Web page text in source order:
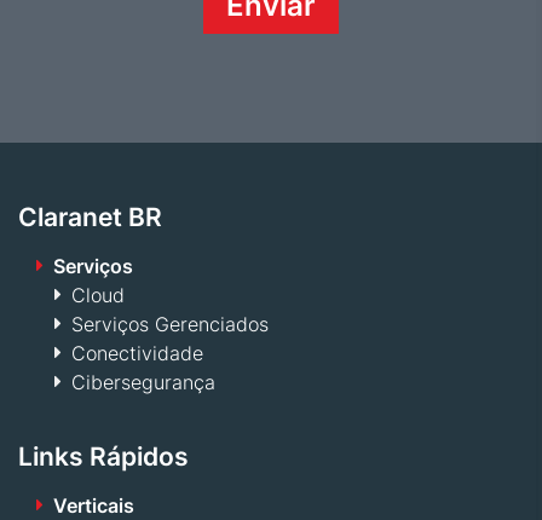
Claranet BR
Serviços
Cloud
Serviços Gerenciados
Conectividade
Cibersegurança
Links Rápidos
Verticais